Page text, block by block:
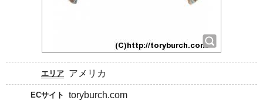
エリア アメリカ
ECサイト toryburch.com